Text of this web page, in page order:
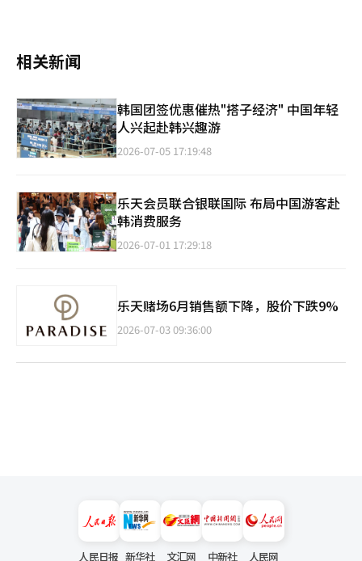
相关新闻
韩国团签优惠催热"搭子经济" 中国年轻
人兴起赴韩兴趣游
2026-07-05 17:19:48
乐天会员联合银联国际 布局中国游客赴
韩消费服务
2026-07-01 17:29:18
乐天赌场6月销售额下降，股价下跌9%
2026-07-03 09:36:00
人民日报 新华社 文汇网 中新社 人民网